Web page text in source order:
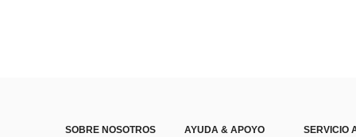
SOBRE NOSOTROS
AYUDA & APOYO
SERVICIO